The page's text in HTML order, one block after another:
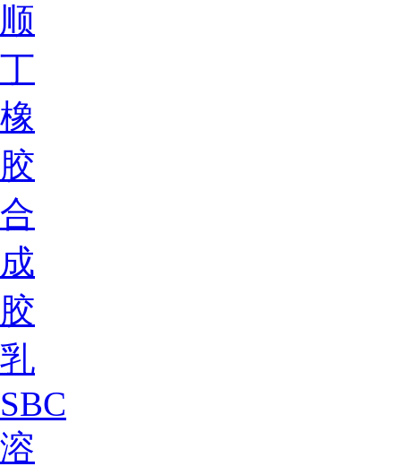
顺
丁
橡
胶
合
成
胶
乳
SBC
溶